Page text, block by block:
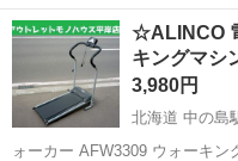
古…
神奈川 横浜市
☆ALINCO
キングマシ
3,980円
北海道 中の島
ォーカー AFW3309 ウォーキン